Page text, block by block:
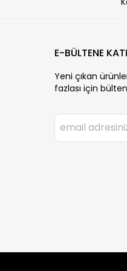
E-BÜLTENE
Yeni çıkan
fazlası için